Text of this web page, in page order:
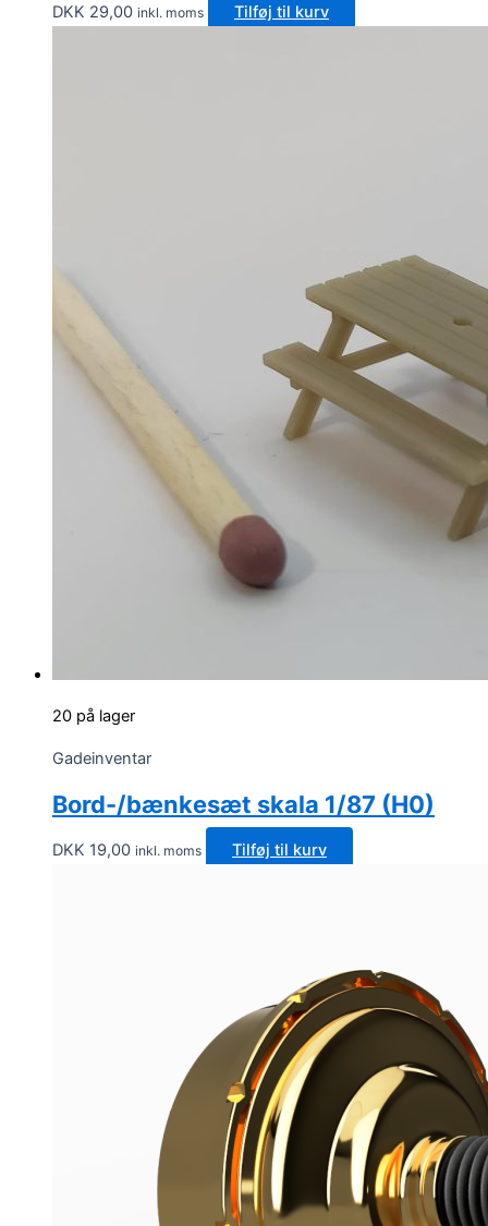
DKK 29,00 inkl. moms Tilføj til kurv
20 på lager
Gadeinventar
Bord-/bænkesæt skala 1/87 (H0)
DKK 19,00 inkl. moms Tilføj til kurv